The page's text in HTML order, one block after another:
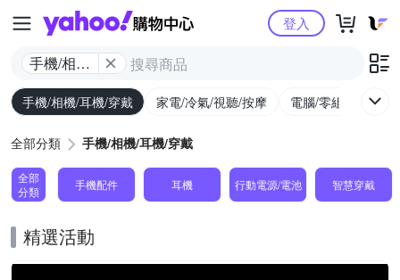
Yahoo購物中心
手機/相機/
耳機/穿戴
登入
手機/相機/耳機/穿戴 家電/冷氣/視聽/按摩 電腦/零組件/週邊/
全部分類 手機/相機/耳機/穿戴
全部
分類
手機配件 耳機 行動電源/電池 智慧穿戴
精選活動